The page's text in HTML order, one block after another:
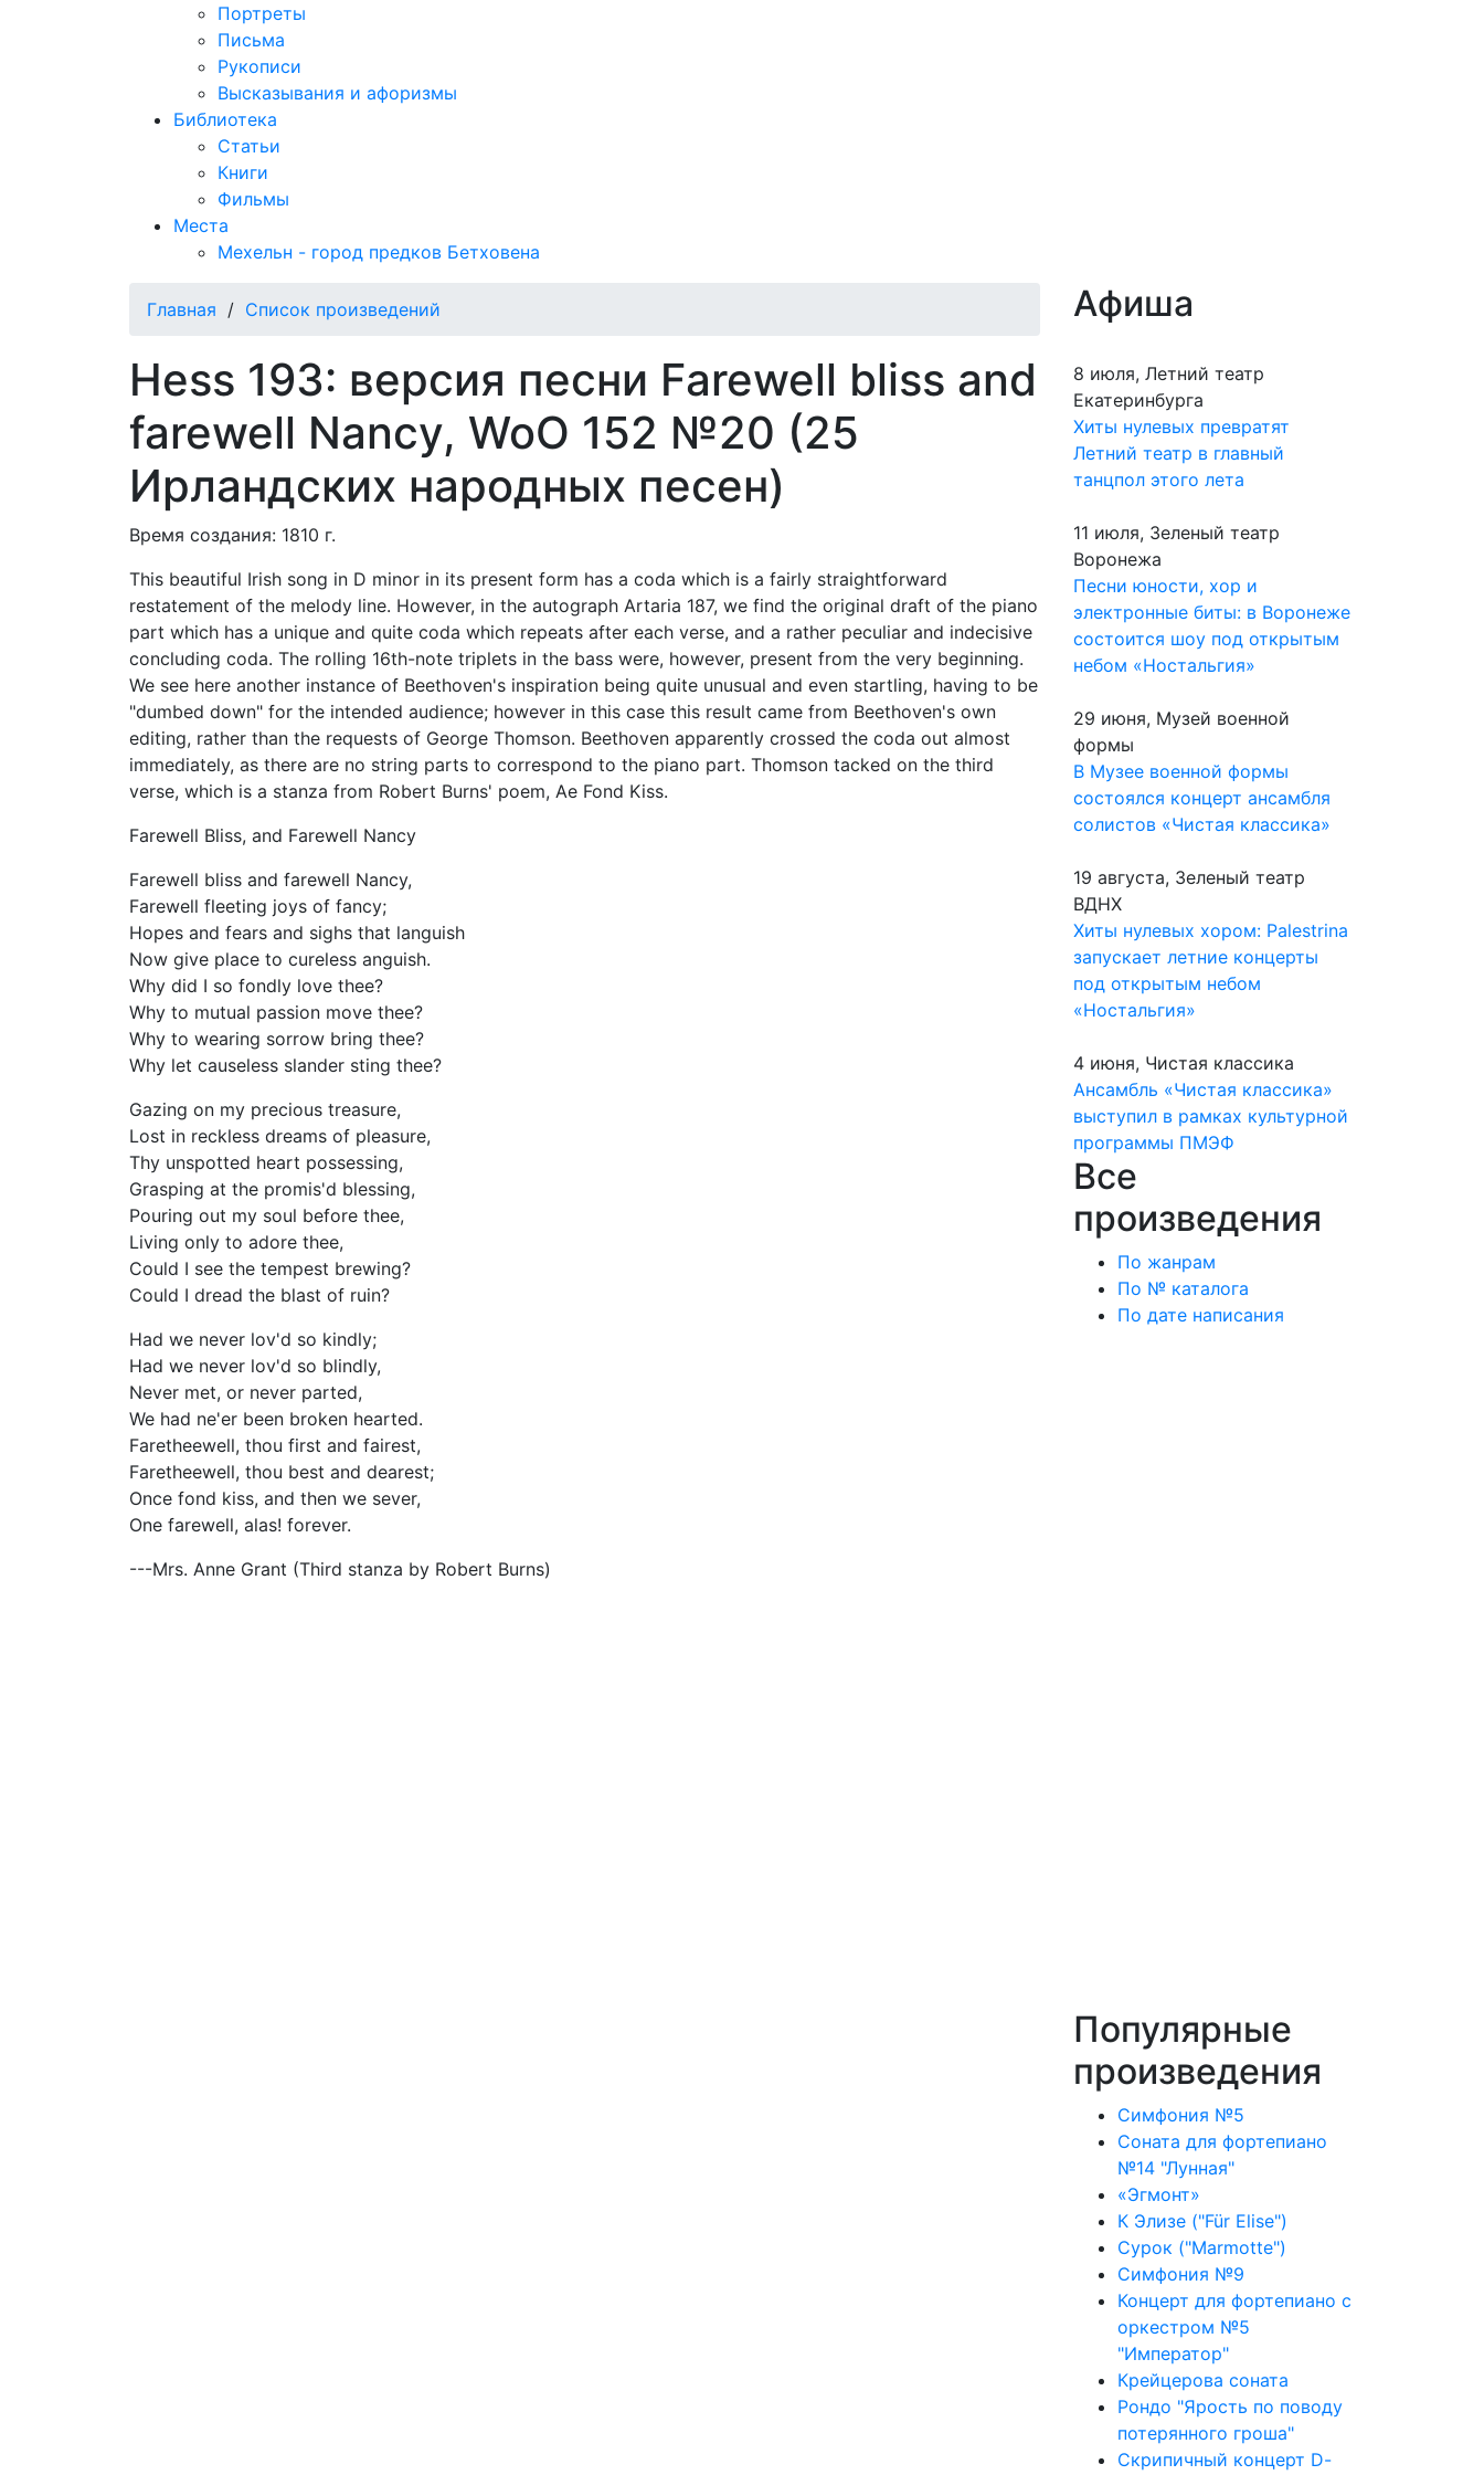
Портреты
Письма
Рукописи
Высказывания и афоризмы
Библиотека
Статьи
Книги
Фильмы
Места
Мехельн - город предков Бетховена
Главная / Список произведений
Hess 193: версия песни Farewell bliss and
farewell Nancy, WoO 152 №20 (25
Ирландских народных песен)
Время создания: 1810 г.
This beautiful Irish song in D minor in its present form has a coda which is a fairly straightforward
restatement of the melody line. However, in the autograph Artaria 187, we find the original draft of the piano
part which has a unique and quite coda which repeats after each verse, and a rather peculiar and indecisive
concluding coda. The rolling 16th-note triplets in the bass were, however, present from the very beginning.
We see here another instance of Beethoven's inspiration being quite unusual and even startling, having to be
"dumbed down" for the intended audience; however in this case this result came from Beethoven's own
editing, rather than the requests of George Thomson. Beethoven apparently crossed the coda out almost
immediately, as there are no string parts to correspond to the piano part. Thomson tacked on the third
verse, which is a stanza from Robert Burns' poem, Ae Fond Kiss.
Farewell Bliss, and Farewell Nancy
Farewell bliss and farewell Nancy,
Farewell fleeting joys of fancy;
Hopes and fears and sighs that languish
Now give place to cureless anguish.
Why did I so fondly love thee?
Why to mutual passion move thee?
Why to wearing sorrow bring thee?
Why let causeless slander sting thee?
Gazing on my precious treasure,
Lost in reckless dreams of pleasure,
Thy unspotted heart possessing,
Grasping at the promis'd blessing,
Pouring out my soul before thee,
Living only to adore thee,
Could I see the tempest brewing?
Could I dread the blast of ruin?
Had we never lov'd so kindly;
Had we never lov'd so blindly,
Never met, or never parted,
We had ne'er been broken hearted.
Faretheewell, thou first and fairest,
Faretheewell, thou best and dearest;
Once fond kiss, and then we sever,
One farewell, alas! forever.
---Mrs. Anne Grant (Third stanza by Robert Burns)
Афиша
8 июля, Летний театр
Екатеринбурга
Хиты нулевых превратят
Летний театр в главный
танцпол этого лета
11 июля, Зеленый театр
Воронежа
Песни юности, хор и
электронные биты: в Воронеже
состоится шоу под открытым
небом «Ностальгия»
29 июня, Музей военной
формы
В Музее военной формы
состоялся концерт ансамбля
солистов «Чистая классика»
19 августа, Зеленый театр
ВДНХ
Хиты нулевых хором: Palestrina
запускает летние концерты
под открытым небом
«Ностальгия»
4 июня, Чистая классика
Ансамбль «Чистая классика»
выступил в рамках культурной
программы ПМЭФ
Все
произведения
По жанрам
По № каталога
По дате написания
Популярные
произведения
Симфония №5
Соната для фортепиано
№14 "Лунная"
«Эгмонт»
К Элизе ("Für Elise")
Сурок ("Marmotte")
Симфония №9
Концерт для фортепиано с
оркестром №5
"Император"
Крейцерова соната
Рондо "Ярость по поводу
потерянного гроша"
Скрипичный концерт D-